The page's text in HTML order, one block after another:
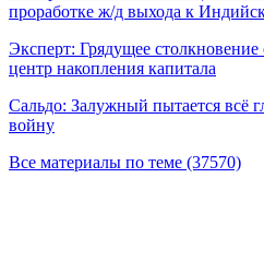
проработке ж/д выхода к
Эксперт: Грядущее
центр накопления капитала
Сальдо: Залужный пытается всё
войну
Все материалы по теме (37570)